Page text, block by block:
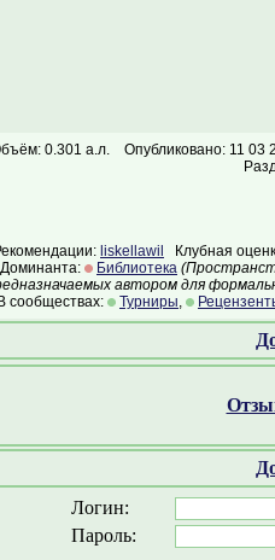
0.301 а.л.
Опубликовано: 11 03
liskellawil
Клубная
Библиотека
автором для
сообществах:
Турниры,
Логин:
Пароль: